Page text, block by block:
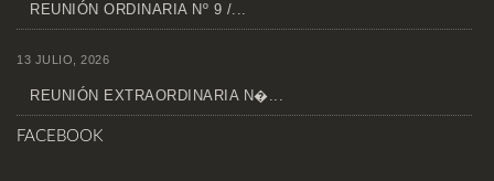
REUNIÓN ORDINARIA Nº 9 /...
13 JULIO, 2026
REUNIÓN EXTRAORDINARIA N�...
FACEBOOK